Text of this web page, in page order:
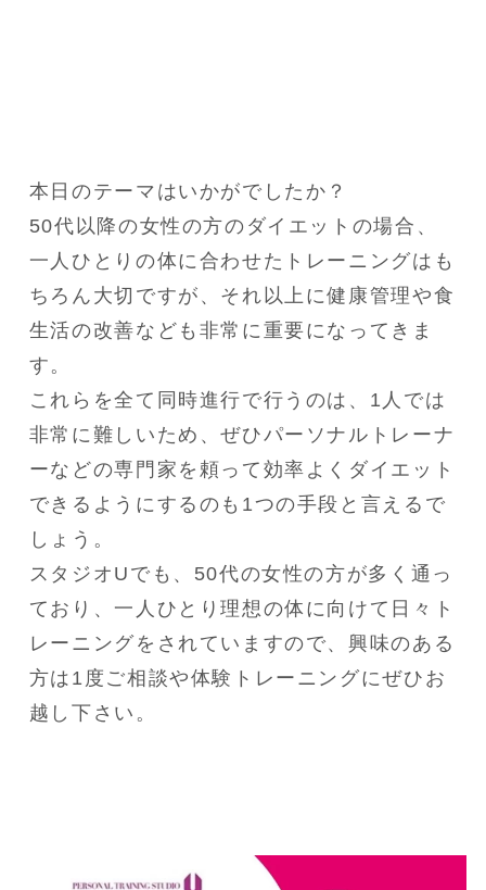
本日のテーマはいかがでしたか？
50代以降の女性の方のダイエットの場合、
一人ひとりの体に合わせたトレーニングはも
ちろん大切ですが、それ以上に健康管理や食
生活の改善なども非常に重要になってきま
す。
これらを全て同時進行で行うのは、1人では
非常に難しいため、ぜひパーソナルトレーナ
ーなどの専門家を頼って効率よくダイエット
できるようにするのも1つの手段と言えるで
しょう。
スタジオUでも、50代の女性の方が多く通っ
ており、一人ひとり理想の体に向けて日々ト
レーニングをされていますので、興味のある
方は1度ご相談や体験トレーニングにぜひお
越し下さい。